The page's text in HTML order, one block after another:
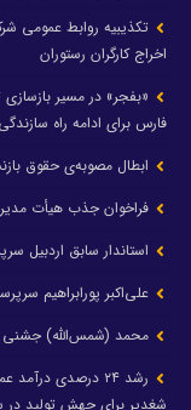
تکذیبیه روابط عمومی
اخراج کارگران رستوران
«بفجر» در مسیر
فارس برای ادامه راه سازندگی
ابطال مصوبه‌ی حقوق
فراخوان جذب هیأت مدیره
استاندار سابق اردبیل
علی‌اکبر پورابراهیم
محمد (شمس‌الله)
شغدیر برای جهش تولید در سال ۱۴۰۵